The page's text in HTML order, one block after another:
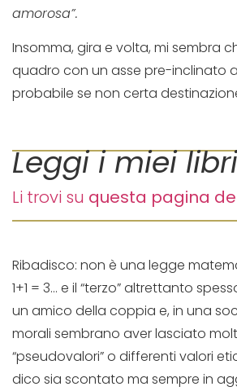
amorosa”.
Insomma, gira e volta, mi sembra
quadro con un asse pre-inclinato
probabile se non certa
Leggi i miei
Li trovi su questa pagina
Ribadisco: non è una legge
1+1 = 3… e il “terzo” altrettanto
un amico della coppia e, in una
morali sembrano aver lasciato
“pseudovalori” o differenti valori
dico sia scontato ma sempre in